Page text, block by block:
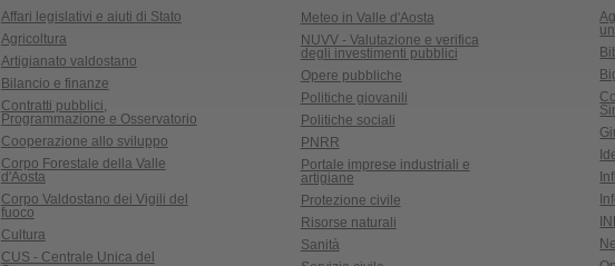
Affari legislativi e aiuti di Stato
Agricoltura
Artigianato valdostano
Bilancio e finanze
Contratti pubblici,
Programmazione e Osservatorio
Cooperazione allo sviluppo
Corpo Forestale della Valle
d'Aosta
Corpo Valdostano dei Vigili del
fuoco
Cultura
CUS - Centrale Unica del
Meteo in Valle d'Aosta
NUVV - Valutazione e verifica
degli investimenti pubblici
Opere pubbliche
Politiche giovanili
Politiche sociali
PNRR
Portale imprese industriali e
artigiane
Protezione civile
Risorse naturali
Sanità